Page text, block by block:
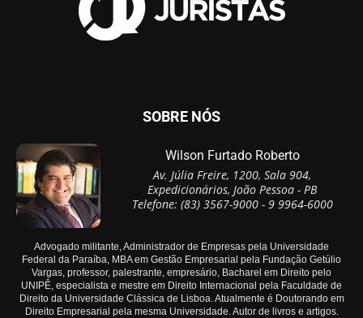
SOBRE NÓS
Wilson Furtado Roberto
Av. Júlia Freire, 1200, Sala 904,
Expedicionários, João Pessoa - PB
Telefone: (83) 3567-9000 - 9 9964-6000
Advogado militante, Administrador de Empresas pela Universidade
Federal da Paraíba, MBA em Gestão Empresarial pela Fundação Getúlio
Vargas, professor, palestrante, empresário, Bacharel em Direito pelo
UNIPÊ, especialista e mestre em Direito Internacional pela Faculdade de
Direito da Universidade Clássica de Lisboa. Atualmente é Doutorando em
Direito Empresarial pela mesma Universidade. Autor de livros e artigos.